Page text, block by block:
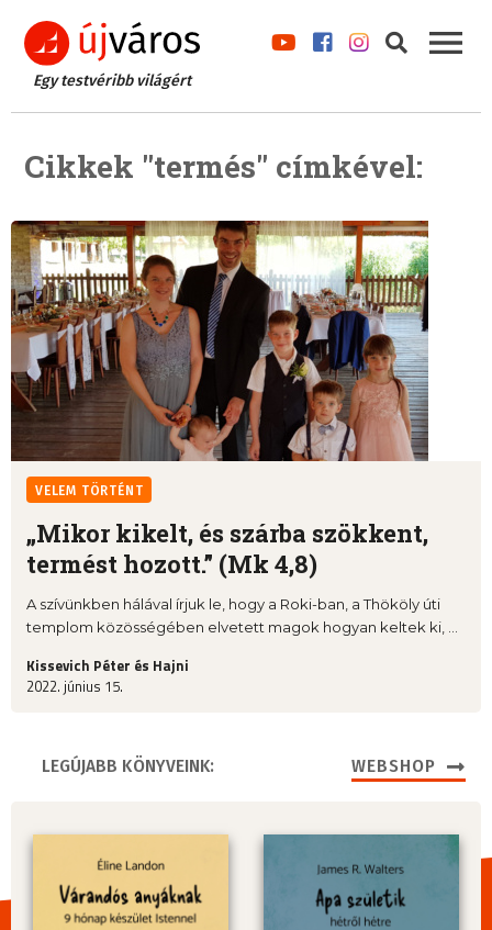
Egy testvéribb világért
Cikkek "termés" címkével:
VELEM TÖRTÉNT
„Mikor kikelt, és szárba szökkent,
termést hozott.” (Mk 4,8)
A szívünkben hálával írjuk le, hogy a Roki-ban, a Thököly úti
templom közösségében elvetett magok hogyan keltek ki, ...
Kissevich Péter és Hajni
2022. június 15.
LEGÚJABB KÖNYVEINK: WEBSHOP